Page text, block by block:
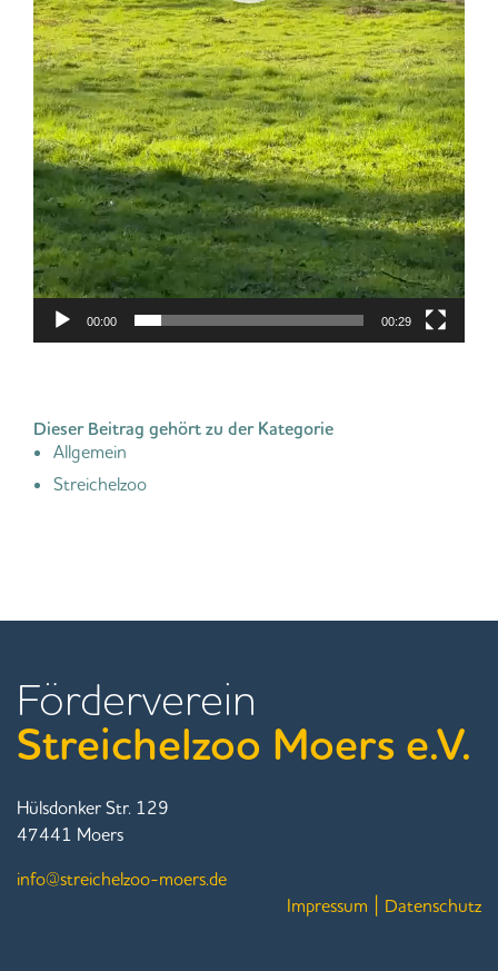
00:00 00:29
Dieser Beitrag gehört zu der Kategorie
Allgemein
Streichelzoo
Förderverein
Streichelzoo Moers e.V.
Hülsdonker Str. 129
47441 Moers
info@streichelzoo-moers.de
Impressum
Datenschutz